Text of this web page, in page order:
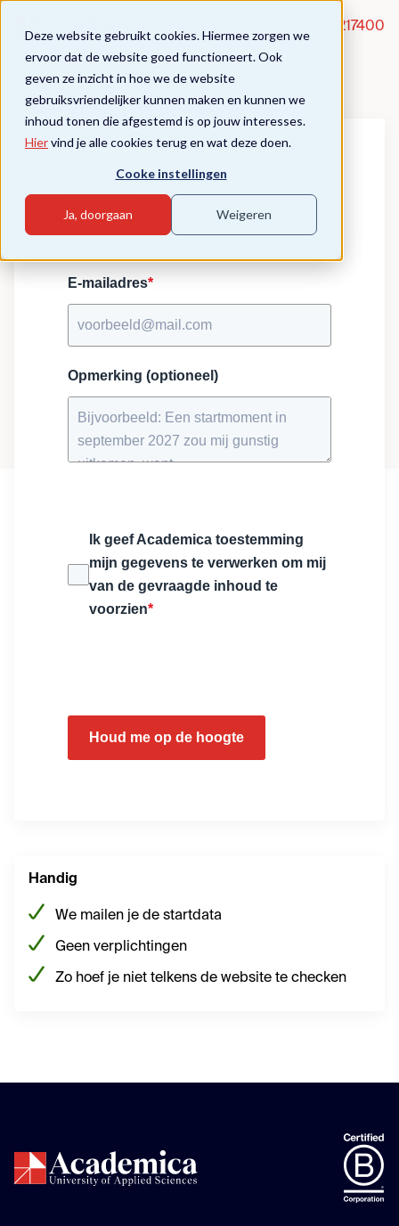
Deze website gebruikt cookies. Hiermee zorgen we
ervoor dat de website goed functioneert. Ook
geven ze inzicht in hoe we de website
gebruiksvriendelijker kunnen maken en kunnen we
inhoud tonen die afgestemd is op jouw interesses.
Hiervind je alle cookies terug en wat deze doen.
Cooke instellingen
Ja, doorgaan Weigeren
020-5217400
Eigen rekenvaardigheid
Houd me op de hoogte
E-mailadres*
Opmerking (optioneel)
Ik geef Academica toestemming
mijn gegevens te verwerken om mij
van de gevraagde inhoud te
voorzien*
Houd me op de hoogte
Handig
We mailen je de startdata
Geen verplichtingen
Zo hoef je niet telkens de website te checken